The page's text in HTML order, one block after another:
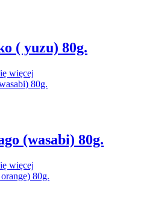
( yuzu) 80g.
więcej
(wasabi) 80g.
więcej